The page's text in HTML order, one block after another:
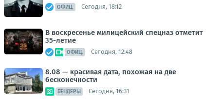
ОФИЦ. Сегодня, 18:12
В воскресенье милицейский спецназ отметит
35-летие
ОФИЦ. Сегодня, 12:48
8.08 — красивая дата, похожая на две
бесконечности
БЕНДЕРЫ Сегодня, 16:31